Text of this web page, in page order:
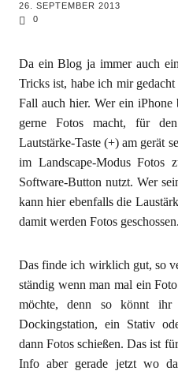
26. SEPTEMBER 2013
0
Da ein Blog ja immer auch
Tricks ist, habe ich mir
Fall auch hier. Wer ein
gerne Fotos macht, für
Lautstärke-Taste (+) am gerät
im Landscape-Modus Fotos
Software-Button nutzt. Wer
kann hier ebenfalls die
damit werden Fotos geschossen.
Das finde ich wirklich gut, so
ständig wenn man mal ein
möchte, denn so könnt
Dockingstation, ein Stativ
dann Fotos schießen. Das ist
Info aber gerade jetzt wo